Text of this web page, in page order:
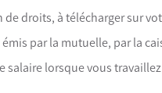
droits, à télécharger sur
par la mutuelle, par la
salaire lorsque vous